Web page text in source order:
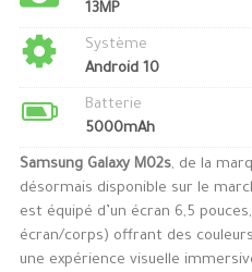
13MP
Système
Android 10
Batterie
5000mAh
Samsung Galaxy M02s, de la
désormais disponible sur le
est équipé d’un écran 6,5
écran/corps) offrant des
une expérience visuelle